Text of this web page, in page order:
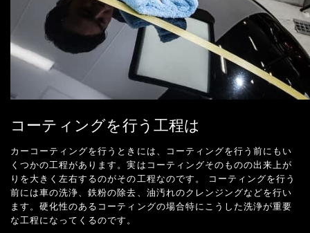
コーティングを行う工程は
カーコーティングを行うときには、コーティングを行う前にもい
くつかの工程があります。実はコーティングそのものの出来上が
りを大きく左右するのがその工程なのです。 コーティングを行う
前には車の洗浄、鉄粉の除去、油汚れのクレンジングなどを行い
ます。硬化性のあるコーティングの場合特にこうした洗浄が重要
な工程になってくるのです。